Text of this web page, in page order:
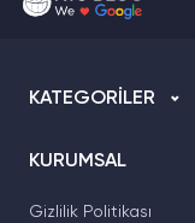
KATEGORİLER
KURUMSAL
Gizlilik Politikası